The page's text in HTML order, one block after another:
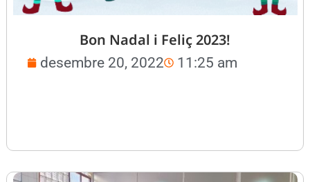
Bon Nadal i Feliç 2023!
desembre 20, 2022 11:25 am